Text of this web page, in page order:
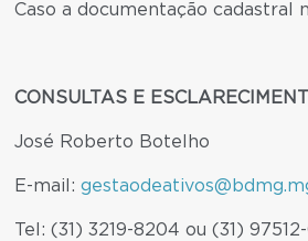
Caso a documentação
CONSULTAS E
José Roberto Botelho
E-mail:
Tel: (31) 3219-8204 ou (31)